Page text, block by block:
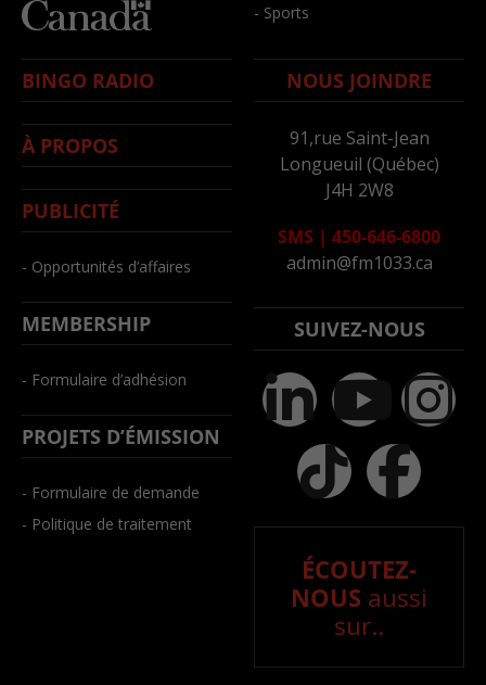
- Sports
BINGO RADIO
À PROPOS
PUBLICITÉ
- Opportunités d’affaires
MEMBERSHIP
- Formulaire d’adhésion
PROJETS D’ÉMISSION
- Formulaire de demande
- Politique de traitement
NOUS JOINDRE
91,rue Saint-Jean
Longueuil (Québec)
J4H 2W8
SMS | 450-646-6800
admin@fm1033.ca
SUIVEZ-NOUS
ÉCOUTEZ-
NOUS aussi
sur..